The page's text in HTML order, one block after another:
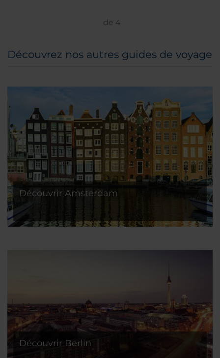
Jungfernstieg et Mönckebergstrasse sauront
boutiques branchés du quartier tendance de
service de qualité et l'expérience de l'hôtel
d'un séjour d'exception !
de 4
Découvrez nos autres guides de voyage
Découvrir Amsterdam
Découvrir Berlin